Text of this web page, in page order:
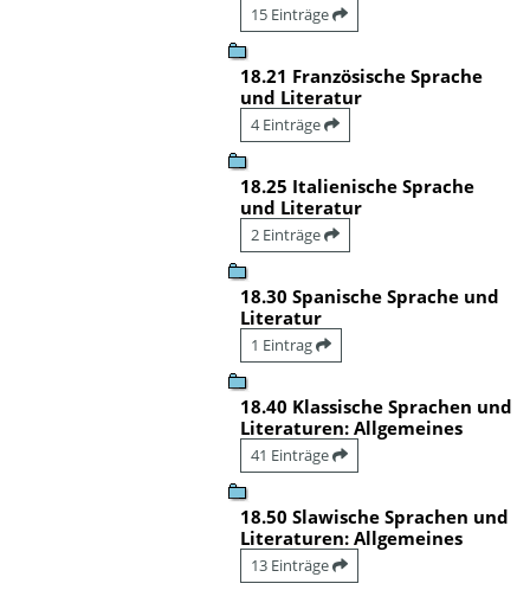
15 Einträge
18.21 Französische Sprache
und Literatur
4 Einträge
18.25 Italienische Sprache
und Literatur
2 Einträge
18.30 Spanische Sprache und
Literatur
1 Eintrag
18.40 Klassische Sprachen und
Literaturen: Allgemeines
41 Einträge
18.50 Slawische Sprachen und
Literaturen: Allgemeines
13 Einträge